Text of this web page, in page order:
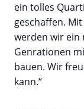
ein tolles
geschaffen.
werden wir ein
Genrationen
bauen. Wir
kann.“